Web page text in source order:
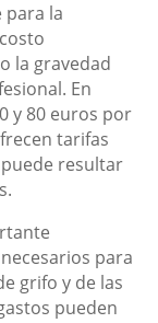
para la
la gravedad
En
y 80 euros por
tarifas
resultar
para
grifo y de las
pueden